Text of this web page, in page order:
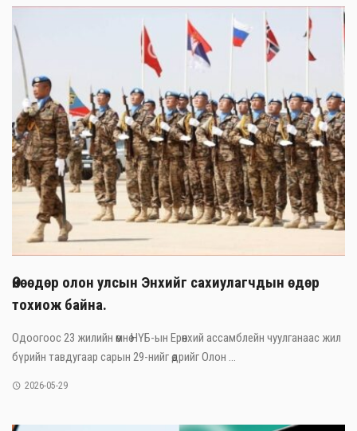
Өнөөдөр олон улсын Энхийг сахиулагчдын өдөр
тохиож байна.
Одоогоос 23 жилийн өмнө НҮБ-ын Ерөнхий ассамблейн чуулганаас жил
бүрийн тавдугаар сарын 29-нийг өдрийг Олон ...
2026-05-29